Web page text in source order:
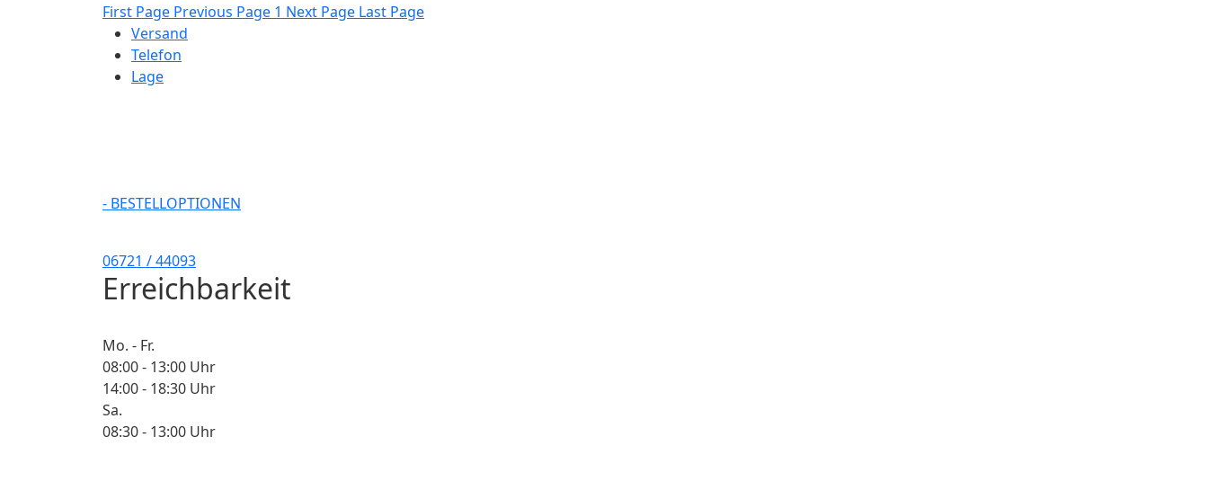
First Page Previous Page 1 Next Page Last Page
Versand
Telefon
Lage
- BESTELLOPTIONEN
06721 / 44093
Erreichbarkeit
Mo. - Fr.
08:00 - 13:00 Uhr
14:00 - 18:30 Uhr
Sa.
08:30 - 13:00 Uhr